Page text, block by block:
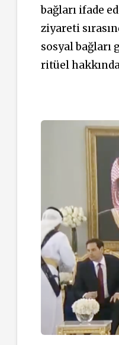
bağları ifade
ziyareti
sosyal bağları
ritüel